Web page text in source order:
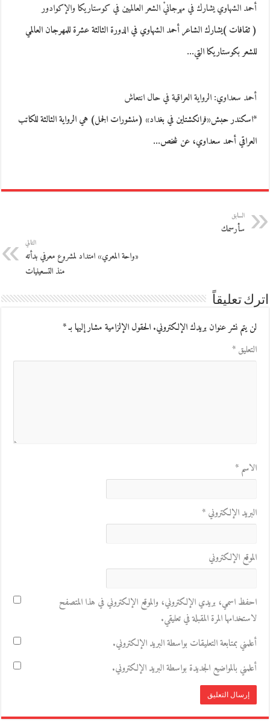
أحمد الشهاوي يشارك في مهرجانيْ الشعر العالميين في كوستاريكا والإكوادور
( ثقافات )يشارك الشاعر أحمد الشهاوي في الدورة الثالثة عشرة للمهرجان العالمي
للشعر بكوستاريكا التي…
أحمد سعداوي: الرواية العراقية في حال انتعاش
*اسكندر حبش«فرانكشتاين في بغداد» (منشورات الجمل) هي الرواية الثالثة للكاتب
العراقي أحمد سعداوي، عن شخص…
السابق
سأرسمك
التالي
«واحة المعري» امتداد لمشروع معرفي بدأته
منذ التسعينيات
اترك تعليقاً
لن يتم نشر عنوان بريدك الإلكتروني.الحقول الإلزامية مشار إليها بـ*
التعليق*
الاسم*
البريد الإلكتروني*
الموقع الإلكتروني
احفظ اسمي، بريدي الإلكتروني، والموقع الإلكتروني في هذا المتصفح
لاستخدامها المرة المقبلة في تعليقي.
أعلمني بمتابعة التعليقات بواسطة البريد الإلكتروني.
أعلمني بالمواضيع الجديدة بواسطة البريد الإلكتروني.